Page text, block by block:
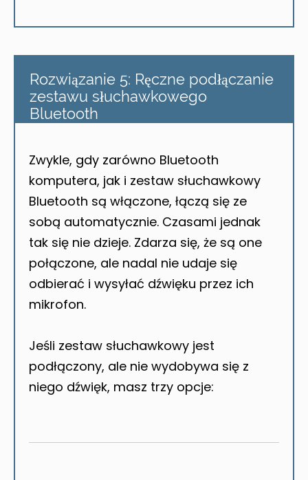
Rozwiązanie 5: Ręczne podłączanie
zestawu słuchawkowego
Bluetooth
Zwykle, gdy zarówno Bluetooth
komputera, jak i zestaw słuchawkowy
Bluetooth są włączone, łączą się ze
sobą automatycznie. Czasami jednak
tak się nie dzieje. Zdarza się, że są one
połączone, ale nadal nie udaje się
odbierać i wysyłać dźwięku przez ich
mikrofon.
Jeśli zestaw słuchawkowy jest
podłączony, ale nie wydobywa się z
niego dźwięk, masz trzy opcje: